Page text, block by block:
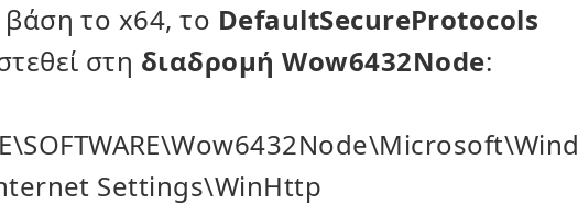
το x64, το DefaultSecureProtocols
στη διαδρομή Wow6432Node:
Settings\WinHttp